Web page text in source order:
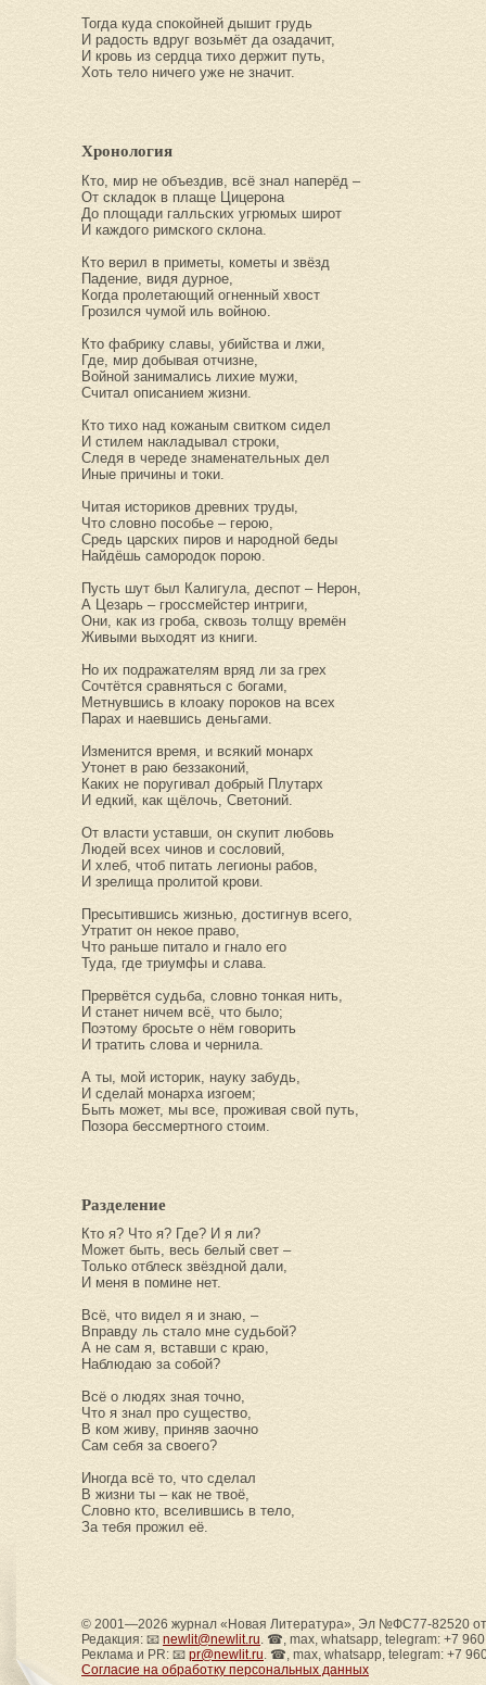
Тогда куда спокойней дышит грудь
И радость вдруг возьмёт да озадачит,
И кровь из сердца тихо держит путь,
Хоть тело ничего уже не значит.
Хронология
Кто, мир не объездив, всё знал наперёд –
От складок в плаще Цицерона
До площади галльских угрюмых широт
И каждого римского склона.
Кто верил в приметы, кометы и звёзд
Падение, видя дурное,
Когда пролетающий огненный хвост
Грозился чумой иль войною.
Кто фабрику славы, убийства и лжи,
Где, мир добывая отчизне,
Войной занимались лихие мужи,
Считал описанием жизни.
Кто тихо над кожаным свитком сидел
И стилем накладывал строки,
Следя в череде знаменательных дел
Иные причины и токи.
Читая историков древних труды,
Что словно пособье – герою,
Средь царских пиров и народной беды
Найдёшь самородок порою.
Пусть шут был Калигула, деспот – Нерон,
А Цезарь – гроссмейстер интриги,
Они, как из гроба, сквозь толщу времён
Живыми выходят из книги.
Но их подражателям вряд ли за грех
Сочтётся сравняться с богами,
Метнувшись в клоаку пороков на всех
Парах и наевшись деньгами.
Изменится время, и всякий монарх
Утонет в раю беззаконий,
Каких не поругивал добрый Плутарх
И едкий, как щёлочь, Светоний.
От власти уставши, он скупит любовь
Людей всех чинов и сословий,
И хлеб, чтоб питать легионы рабов,
И зрелища пролитой крови.
Пресытившись жизнью, достигнув всего,
Утратит он некое право,
Что раньше питало и гнало его
Туда, где триумфы и слава.
Прервётся судьба, словно тонкая нить,
И станет ничем всё, что было;
Поэтому бросьте о нём говорить
И тратить слова и чернила.
А ты, мой историк, науку забудь,
И сделай монарха изгоем;
Быть может, мы все, проживая свой путь,
Позора бессмертного стоим.
Разделение
Кто я? Что я? Где? И я ли?
Может быть, весь белый свет –
Только отблеск звёздной дали,
И меня в помине нет.
Всё, что видел я и знаю, –
Вправду ль стало мне судьбой?
А не сам я, вставши с краю,
Наблюдаю за собой?
Всё о людях зная точно,
Что я знал про существо,
В ком живу, приняв заочно
Сам себя за своего?
Иногда всё то, что сделал
В жизни ты – как не твоё,
Словно кто, вселившись в тело,
За тебя прожил её.
© 2001—2026 журнал «Новая Литература», Эл №ФС77-82520
Редакция: 📧 newlit@newlit.ru. ☎, max, whatsapp, telegram: +7
Реклама и PR: 📧 pr@newlit.ru. ☎, max, whatsapp, telegram: +7
Согласие на обработку персональных данных